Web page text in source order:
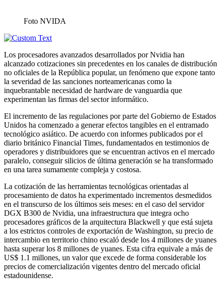
Foto NVIDA
Los procesadores avanzados desarrollados por Nvidia han
alcanzado cotizaciones sin precedentes en los canales de distribución
no oficiales de la República popular, un fenómeno que expone tanto
la severidad de las sanciones norteamericanas como la
inquebrantable necesidad de hardware de vanguardia que
experimentan las firmas del sector informático.
El incremento de las regulaciones por parte del Gobierno de Estados
Unidos ha comenzado a generar efectos tangibles en el entramado
tecnológico asiático. De acuerdo con informes publicados por el
diario británico Financial Times, fundamentados en testimonios de
operadores y distribuidores que se encuentran activos en el mercado
paralelo, conseguir silicios de última generación se ha transformado
en una tarea sumamente compleja y costosa.
La cotización de las herramientas tecnológicas orientadas al
procesamiento de datos ha experimentado incrementos desmedidos
en el transcurso de los últimos seis meses: en el caso del servidor
DGX B300 de Nvidia, una infraestructura que integra ocho
procesadores gráficos de la arquitectura Blackwell y que está sujeta
a los estrictos controles de exportación de Washington, su precio de
intercambio en territorio chino escaló desde los 4 millones de yuanes
hasta superar los 8 millones de yuanes. Esta cifra equivale a más de
US$ 1.1 millones, un valor que excede de forma considerable los
precios de comercialización vigentes dentro del mercado oficial
estadounidense.